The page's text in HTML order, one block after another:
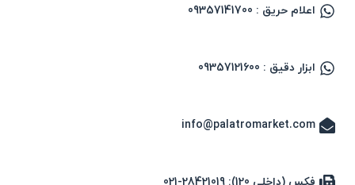
اعلام حریق : 09357141700
ابزار دقیق : 09357121600
info@palatromarket.com